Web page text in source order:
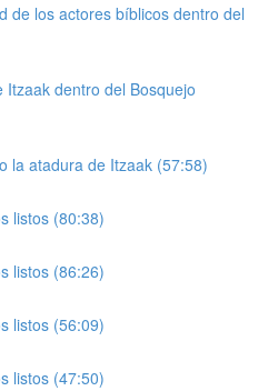
de los actores bíblicos dentro del
Itzaak dentro del Bosquejo
la atadura de Itzaak (57:58)
listos (80:38)
listos (86:26)
listos (56:09)
listos (47:50)